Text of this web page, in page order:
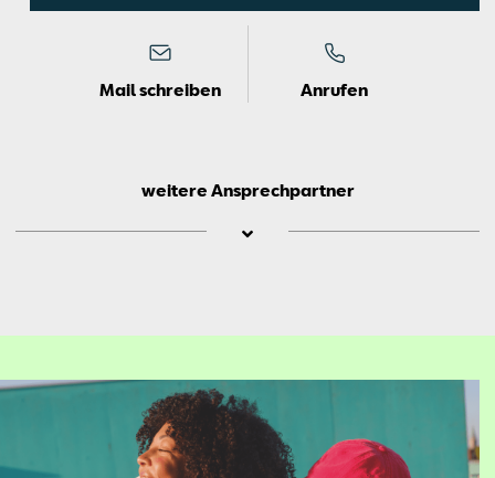
Mail schreiben Anrufen
weitere Ansprechpartner
Neu­wa­gen­dis­po­si­ti­on